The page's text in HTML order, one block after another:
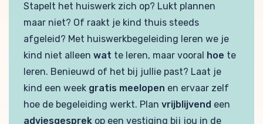
Stapelt het huiswerk zich op? Lukt plannen
maar niet? Of raakt je kind thuis steeds
afgeleid? Met huiswerkbegeleiding leren we je
kind niet alleen wat te leren, maar vooral hoe te
leren. Benieuwd of het bij jullie past? Laat je
kind een week gratis meelopen en ervaar zelf
hoe de begeleiding werkt. Plan vrijblijvend een
adviesgesprek op een vestiging bij jou in de